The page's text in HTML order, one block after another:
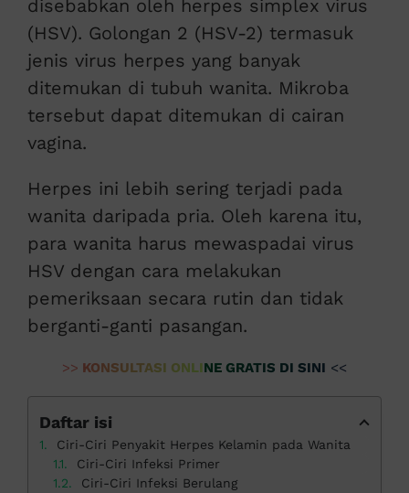
disebabkan oleh herpes simplex virus
(HSV). Golongan 2 (HSV-2) termasuk
jenis virus herpes yang banyak
ditemukan di tubuh wanita. Mikroba
tersebut dapat ditemukan di cairan
vagina.
Herpes ini lebih sering terjadi pada
wanita daripada pria. Oleh karena itu,
para wanita harus mewaspadai virus
HSV dengan cara melakukan
pemeriksaan secara rutin dan tidak
berganti-ganti pasangan.
>> KONSULTASI ONLINE GRATIS DI SINI <<
Daftar isi
Ciri-Ciri Penyakit Herpes Kelamin pada Wanita
Ciri-Ciri Infeksi Primer
Ciri-Ciri Infeksi Berulang